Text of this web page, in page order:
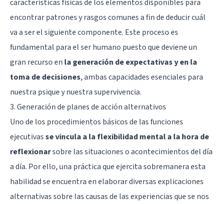
características físicas de los elementos disponibles para
encontrar patrones y rasgos comunes a fin de deducir cuál
va a ser el siguiente componente. Este proceso es
fundamental para el ser humano puesto que deviene un
gran recurso en la generación de expectativas y en la
toma de decisiones, ambas capacidades esenciales para
nuestra psique y nuestra supervivencia.
3. Generación de planes de acción alternativos
Uno de los procedimientos básicos de las funciones
ejecutivasse vincula a la flexibilidad mental a la hora de
reflexionarsobre las situaciones o acontecimientos del día
a día. Por ello, una práctica que ejercita sobremanera esta
habilidad se encuentra en elaborar diversas explicaciones
alternativas sobre las causas de las experiencias que se nos